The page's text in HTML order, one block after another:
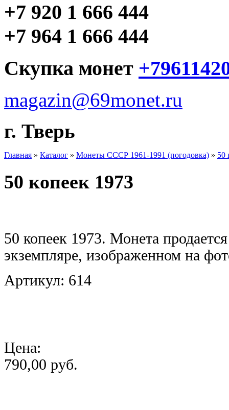
+7 920 1 666 444
+7 964 1 666 444
Скупка монет
magazin@69monet.ru
г. Тверь
Главная » Каталог » Монеты СССР 1961-1991 (погодовка) » 50
50 копеек 1973
50 копеек 1973. Монета
экземпляре, изображенном на
Артикул: 614
Цена:
790,00 руб.